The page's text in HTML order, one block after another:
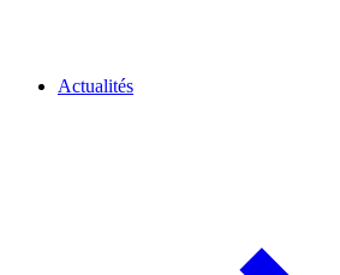
Actualités